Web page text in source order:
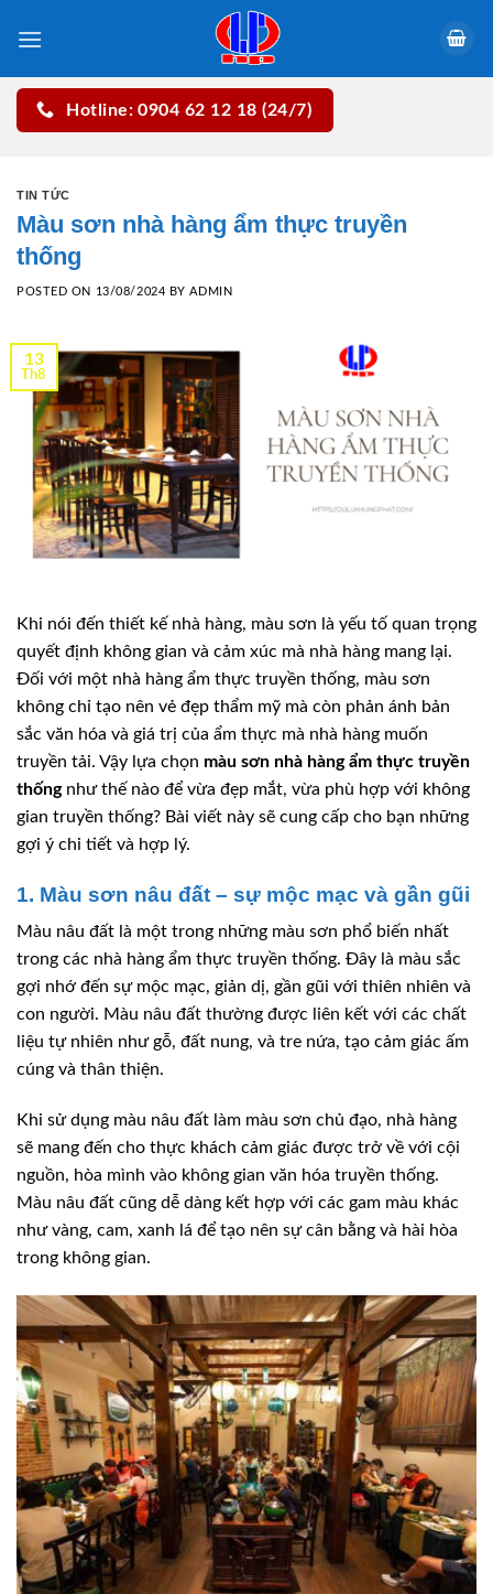
Hotline: 0904 62 12 18 (24/7)
TIN TỨC
Màu sơn nhà hàng ẩm thực truyền
thống
POSTED ON 13/08/2024 BYADMIN
13
Th8
Khi nói đến thiết kế nhà hàng, màu sơn là yếu tố quan trọng
quyết định không gian và cảm xúc mà nhà hàng mang lại.
Đối với một nhà hàng ẩm thực truyền thống, màu sơn
không chỉ tạo nên vẻ đẹp thẩm mỹ mà còn phản ánh bản
sắc văn hóa và giá trị của ẩm thực mà nhà hàng muốn
truyền tải. Vậy lựa chọn màu sơn nhà hàng ẩm thực truyền
thốngnhư thế nào để vừa đẹp mắt, vừa phù hợp với không
gian truyền thống? Bài viết này sẽ cung cấp cho bạn những
gợi ý chi tiết và hợp lý.
1. Màu sơn nâu đất – sự mộc mạc và gần gũi
Màu nâu đất là một trong những màu sơn phổ biến nhất
trong các nhà hàng ẩm thực truyền thống. Đây là màu sắc
gợi nhớ đến sự mộc mạc, giản dị, gần gũi với thiên nhiên và
con người. Màu nâu đất thường được liên kết với các chất
liệu tự nhiên như gỗ, đất nung, và tre nứa, tạo cảm giác ấm
cúng và thân thiện.
Khi sử dụng màu nâu đất làm màu sơn chủ đạo, nhà hàng
sẽ mang đến cho thực khách cảm giác được trở về với cội
nguồn, hòa mình vào không gian văn hóa truyền thống.
Màu nâu đất cũng dễ dàng kết hợp với các gam màu khác
như vàng, cam, xanh lá để tạo nên sự cân bằng và hài hòa
trong không gian.